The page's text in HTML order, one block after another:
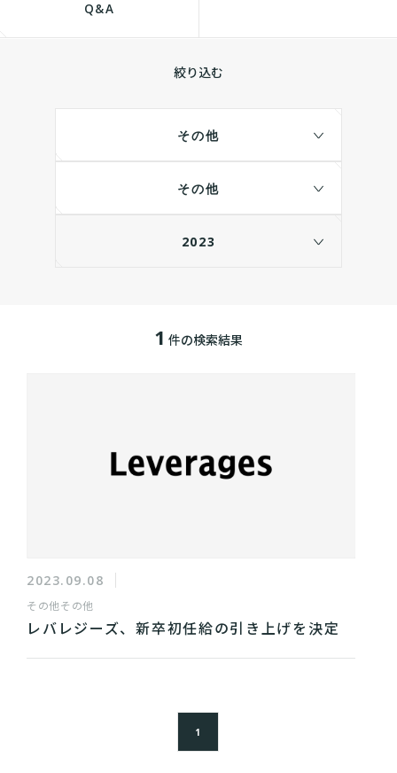
Q&A
絞り込む
その他
その他
2023
1 件の検索結果
2023.09.08
その他その他
レバレジーズ、新卒初任給の引き上げを決定
1